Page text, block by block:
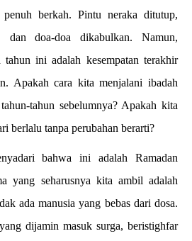
berkah. Pintu neraka ditutup,
dan doa-doa dikabulkan. Namun,
ini adalah kesempatan terakhir
Apakah cara kita menjalani ibadah
tahun sebelumnya? Apakah kita
berlalu tanpa perubahan berarti?
bahwa ini adalah Ramadan
yang seharusnya kita ambil adalah
ada manusia yang bebas dari dosa.